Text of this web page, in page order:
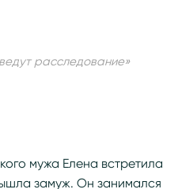
расследование»
мужа Елена встретила
замуж. Он занимался